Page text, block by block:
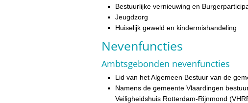
Bestuurlijke vernieuwing en
Jeugdzorg
Huiselijk geweld en kindermishandeling
Nevenfuncties
Ambtsgebonden nevenfuncties
Lid van het Algemeen Bestuur van de
Namens de gemeente Vlaardingen
Veiligheidshuis Rotterdam-Rijnmond